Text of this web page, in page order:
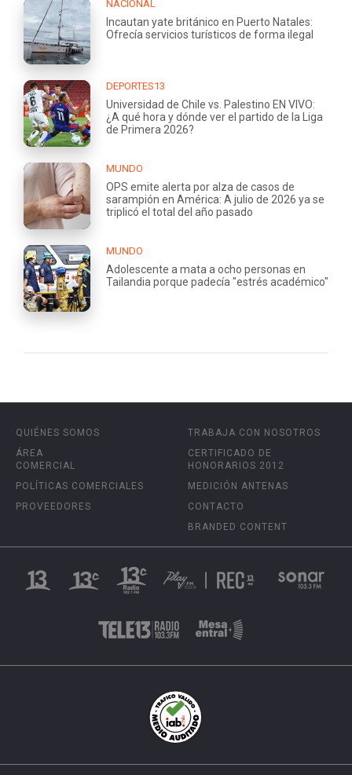
NACIONAL
Incautan yate británico en Puerto Natales:
Ofrecía servicios turísticos de forma ilegal
DEPORTES13
Universidad de Chile vs. Palestino EN VIVO:
¿A qué hora y dónde ver el partido de la Liga
de Primera 2026?
MUNDO
OPS emite alerta por alza de casos de
sarampión en América: A julio de 2026 ya se
triplicó el total del año pasado
MUNDO
Adolescente a mata a ocho personas en
Tailandia porque padecía "estrés académico"
QUIÉNES SOMOS
ÁREA
COMERCIAL
POLÍTICAS COMERCIALES
PROVEEDORES
TRABAJA CON NOSOTROS
CERTIFICADO DE
HONORARIOS 2012
MEDICIÓN ANTENAS
CONTACTO
BRANDED CONTENT